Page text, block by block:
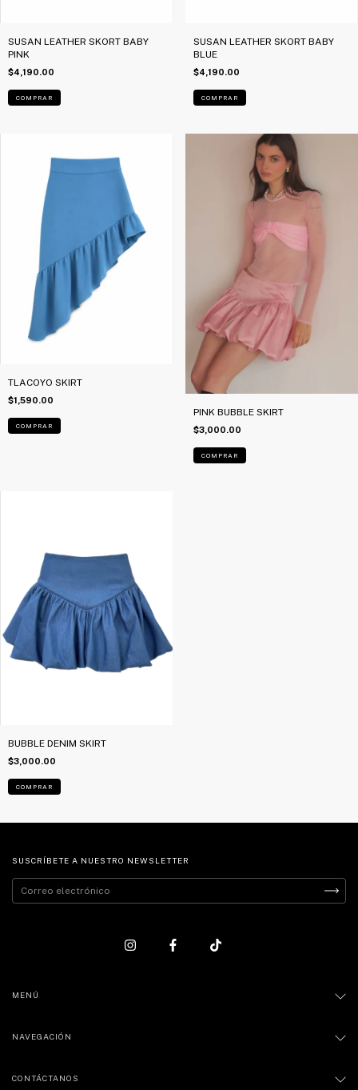
SUSAN LEATHER SKORT BABY
PINK
$4,190.00
COMPRAR
SUSAN LEATHER SKORT BABY
BLUE
$4,190.00
COMPRAR
TLACOYO SKIRT
$1,590.00
COMPRAR
PINK BUBBLE SKIRT
$3,000.00
COMPRAR
BUBBLE DENIM SKIRT
$3,000.00
COMPRAR
SUSCRÍBETE A NUESTRO NEWSLETTER
MENÚ
NAVEGACIÓN
CONTÁCTANOS